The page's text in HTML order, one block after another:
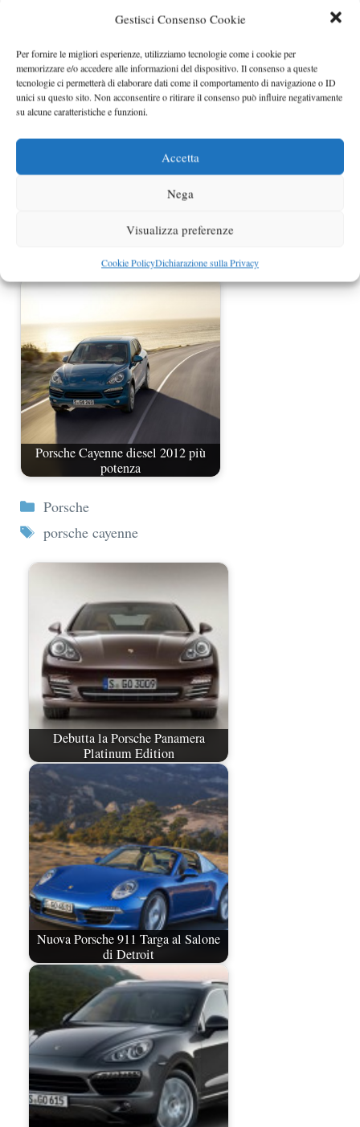
Gestisci Consenso Cookie
Per fornire le migliori esperienze, utilizziamo tecnologie come i cookie per
memorizzare e/o accedere alle informazioni del dispositivo. Il consenso a queste
tecnologie ci permetterà di elaborare dati come il comportamento di navigazione o ID
unici su questo sito. Non acconsentire o ritirare il consenso può influire negativamente
su alcune caratteristiche e funzioni.
Accetta
Nega
Visualizza preferenze
Cookie PolicyDichiarazione sulla Privacy
Porsche Cayenne S Diesel rivelata
V6 e diesel
Porsche Cayenne diesel 2012 più
potenza
Categorie
Porsche
Tag
porsche cayenne
Debutta la Porsche Panamera
Platinum Edition
Nuova Porsche 911 Targa al Salone
di Detroit